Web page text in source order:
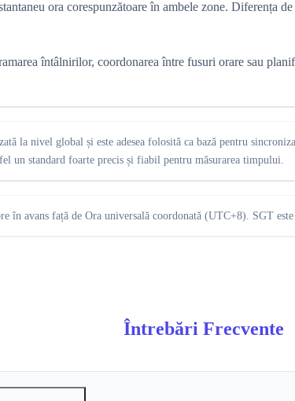
ora corespunzătoare în ambele zone. Diferența
întâlnirilor, coordonarea între fusuri orare sau
la nivel global și este adesea folosită ca bază pentru
un standard foarte precis și fiabil pentru măsurarea timpului.
în avans față de Ora universală coordonată (UTC+8). SGT
Întrebări Frecvente